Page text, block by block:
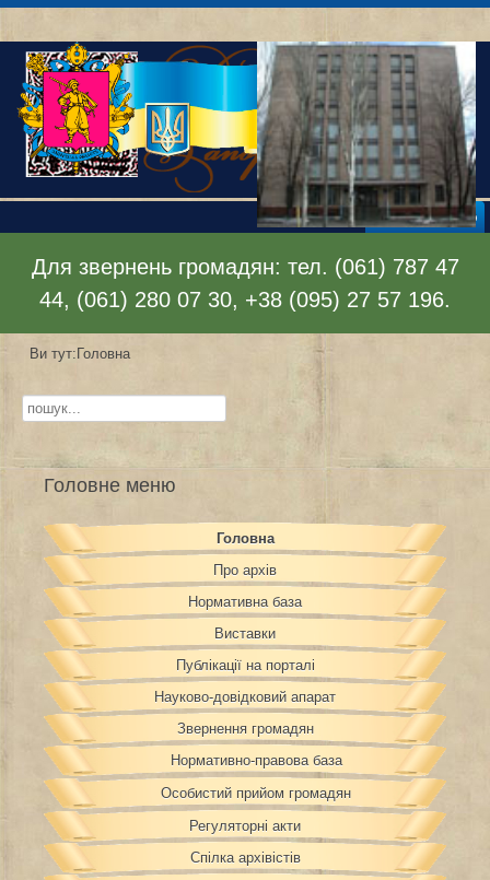
Відкрити меню
Для звернень громадян: тел. (061) 787 47
44, (061) 280 07 30, +38 (095) 27 57 196.
Ви тут:Головна
Пошук...
Головне меню
Головна
Про архів
Нормативна база
Виставки
Публікації на порталі
Науково-довідковий апарат
Звернення громадян
Нормативно-правова база
Особистий прийом громадян
Регуляторні акти
Спілка архівістів